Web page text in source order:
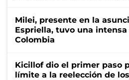
Milei, presente en la
Espriella, tuvo una intensa
Colombia
Kicillof dio el primer paso
límite a la reelección de